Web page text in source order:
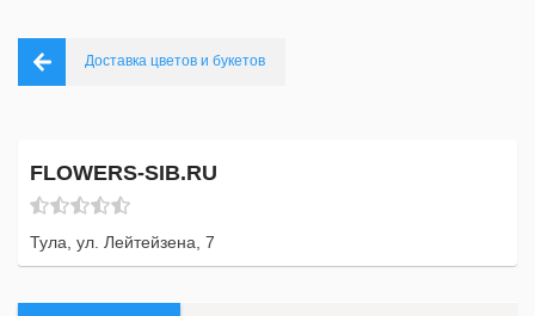
Доставка цветов и букетов
FLOWERS-SIB.RU
Тула, ул. Лейтейзена, 7